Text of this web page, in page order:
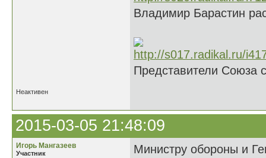
Владимир Барастин
Представители Союза
Неактивен
2015-03-05 21:48:09
Игорь Мангазеев
Участник
Министру обороны и